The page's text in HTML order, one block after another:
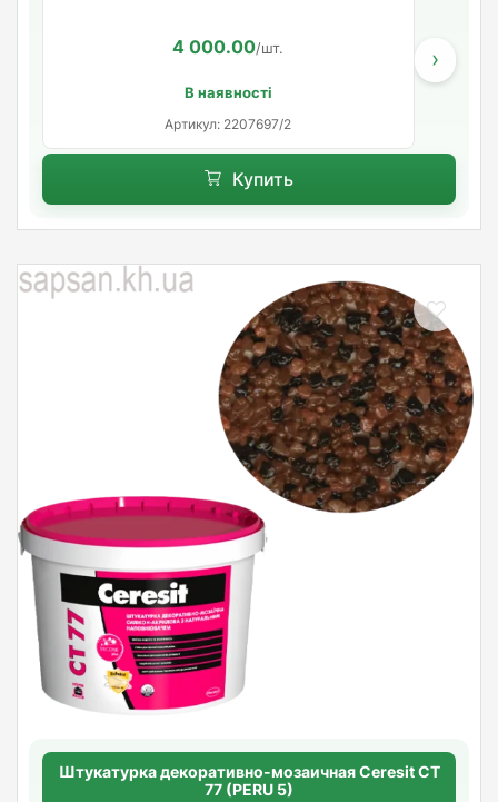
4 000.00/шт.
В наявності
Артикул: 2207697/2
›
Купить
Штукатурка декоративно-мозаичная Ceresit CT
77 (PERU 5)